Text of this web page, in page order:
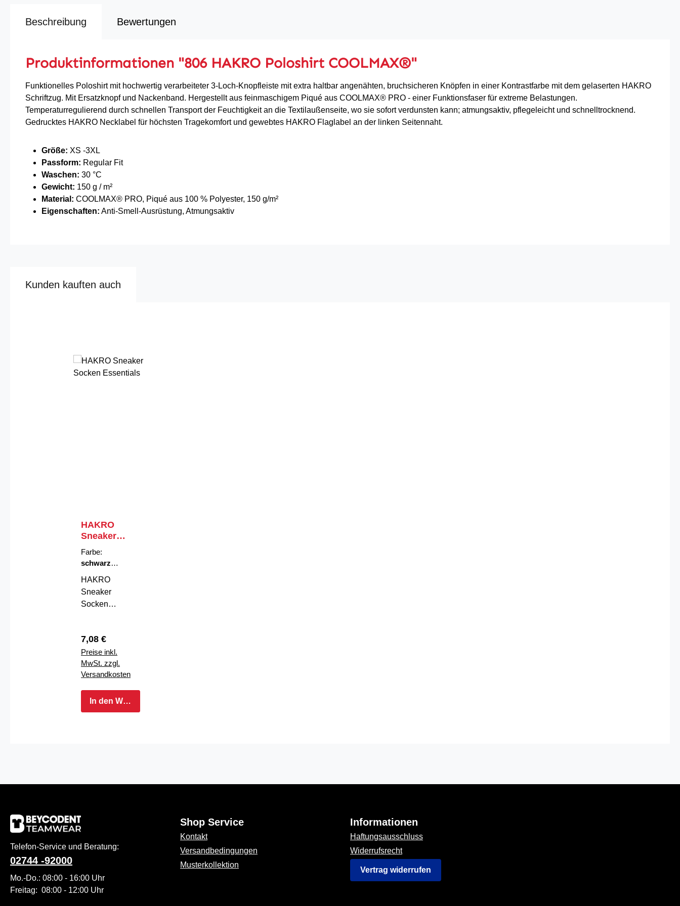
Beschreibung Bewertungen
Produktinformationen "806 HAKRO Poloshirt COOLMAX®"
Funktionelles Poloshirt mit hochwertig verarbeiteter 3-Loch-Knopfleiste mit extra haltbar angenähten, bruchsicheren Knöpfen in einer Kontrastfarbe mit dem gelaserten HAKRO
Schriftzug. Mit Ersatzknopf und Nackenband. Hergestellt aus feinmaschigem Piqué aus COOLMAX® PRO - einer Funktionsfaser für extreme Belastungen.
Temperaturregulierend durch schnellen Transport der Feuchtigkeit an die Textilaußenseite, wo sie sofort verdunsten kann; atmungsaktiv, pflegeleicht und schnelltrocknend.
Gedrucktes HAKRO Necklabel für höchsten Tragekomfort und gewebtes HAKRO Flaglabel an der linken Seitennaht.
Größe: XS -3XL
Passform: Regular Fit
Waschen: 30 °C
Gewicht: 150 g / m²
Material: COOLMAX® PRO, Piqué aus 100 % Polyester, 150 g/m²
Eigenschaften: Anti-Smell-Ausrüstung, Atmungsaktiv
Kunden kauften auch
HAKRO
Sneaker
Socken
Essentials
Farbe:
schwarz
HAKRO
Sneaker
Socken
bleibtDie
HAKRO
Sneaker
Socken
Essentials sind
ideal für Beruf
und Freizeit.
perfekten Sitz
Die verwendete
atmungsaktiv,
temperaturreguli
Regulärer Preis:
7,08 €
Preise inkl.
MwSt. zzgl.
Versandkosten
In den Warenkorb
Telefon-Service und Beratung:
02744 -92000
Mo.-Do.: 08:00 - 16:00 Uhr
Freitag: 08:00 - 12:00 Uhr
Shop Service
Kontakt
Versandbedingungen
Musterkollektion
Informationen
Haftungsausschluss
Widerrufsrecht
Vertrag widerrufen